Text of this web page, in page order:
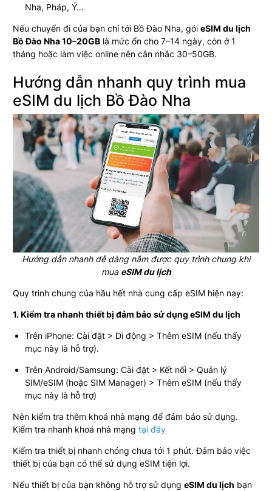
Nha, Pháp, Ý…
Nếu chuyến đi của bạn chỉ tới Bồ Đào Nha, gói eSIM du lịch
Bồ Đào Nha 10–20GB là mức ổn cho 7–14 ngày, còn ở 1
tháng hoặc làm việc online nên cân nhắc 30–50GB.
Hướng dẫn nhanh quy trình mua
eSIM du lịch Bồ Đào Nha
Hướng dẫn nhanh dễ dàng nắm được quy trình chung khi
mua eSIM du lịch
Quy trình chung của hầu hết nhà cung cấp eSIM hiện nay:
1. Kiểm tra nhanh thiết bị đảm bảo sử dụng eSIM du lịch
Trên iPhone: Cài đặt > Di động > Thêm eSIM (nếu thấy
mục này là hỗ trợ).
Trên Android/Samsung: Cài đặt > Kết nối > Quản lý
SIM/eSIM (hoặc SIM Manager) > Thêm eSIM (nếu thấy
mục này là hỗ trợ)
Nên kiểm tra thêm khoá nhà mạng để đảm bảo sử dụng.
Kiểm tra nhanh khoá nhà mạng tại đây
Kiểm tra thiết bị nhanh chóng chưa tới 1 phút. Đảm bảo việc
thiết bị của bạn có thể sử dụng eSIM tiện lợi.
Nếu thiết bị của bạn không hỗ trợ sử dụng eSIM du lịch bạn